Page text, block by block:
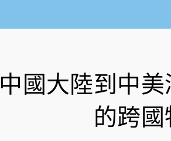
國大陸到中
的跨